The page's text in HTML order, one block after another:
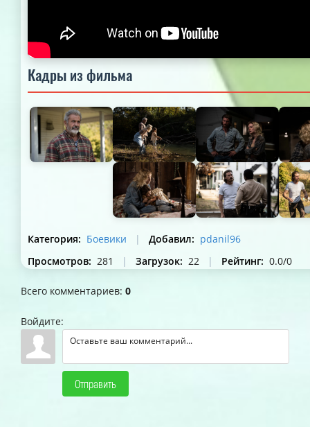
Кадры из фильма
Категория: Боевики | Добавил: pdanil96
Просмотров: 281 | Загрузок: 22 | Рейтинг: 0.0/0
Всего комментариев: 0
Войдите:
Отправить